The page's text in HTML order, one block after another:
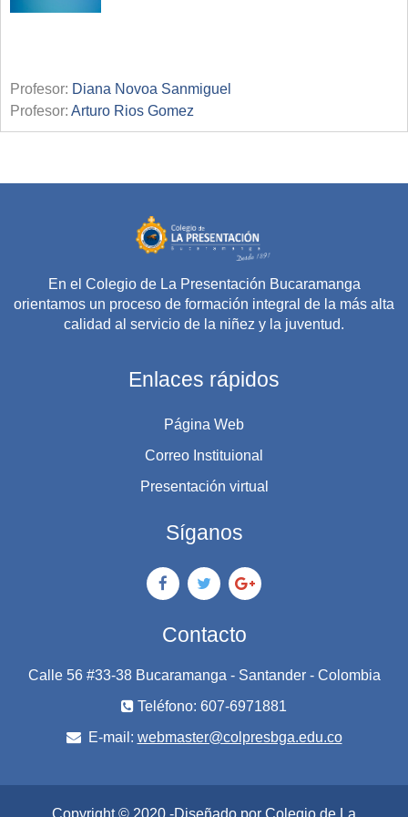
Profesor: Diana Novoa Sanmiguel
Profesor: Arturo Rios Gomez
En el Colegio de La Presentación Bucaramanga
orientamos un proceso de formación integral de la más alta
calidad al servicio de la niñez y la juventud.
Enlaces rápidos
Página Web
Correo Instituional
Presentación virtual
Síganos
Contacto
Calle 56 #33-38 Bucaramanga - Santander - Colombia
Teléfono: 607-6971881
E-mail: webmaster@colpresbga.edu.co
Copyright © 2020 -Diseñado por Colegio de La